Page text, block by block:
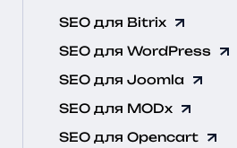
SEO для Bitrix
SEO для WordPress
SEO для Joomla
SEO для MODx
SEO для Opencart